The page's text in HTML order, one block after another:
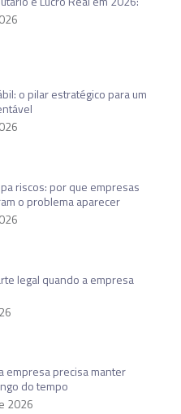
o pilar estratégico para um
riscos: por que empresas
o problema aparecer
legal quando a empresa
empresa precisa manter
do tempo
2026